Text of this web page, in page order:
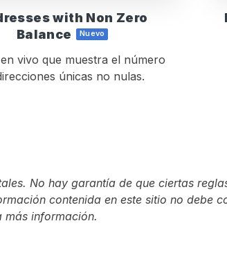
with Non Zero
Balance
Nuevo
vivo que muestra el número
únicas no nulas.
No hay garantía de que ciertas
contenida en este sitio no debe
información.